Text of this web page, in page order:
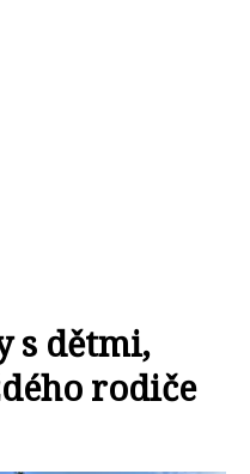
s dětmi,
rodiče